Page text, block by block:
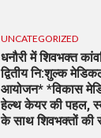
UNCATEGORIZED
धनौरी में शिवभक्त
द्वितीय नि:शुल्क
आयोजन* *विकास
हेल्थ केयर की पहल,
के साथ शिवभक्तों की